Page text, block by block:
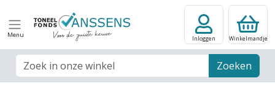
Menu
Zoek veld Zoeken
Inloggen Winkelmandje